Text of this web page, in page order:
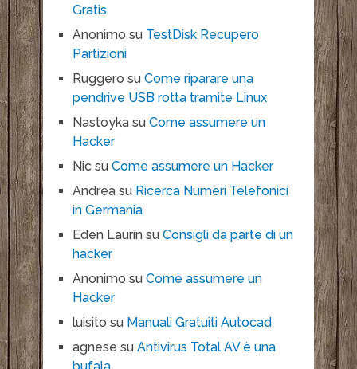
Gratis
Anonimo su TestDisk Recupero
Partizioni
Ruggero su Come riparare una
pendrive USB rotta tramite Linux
Nastoykasu Come assumere un
Hacker
Nicsu Come assumere un Hacker
Andreasu Ricerca Numeri Telefonici
in Germania
Eden Laurinsu Consigli da parte di un
hacker
Anonimo su Come assumere un
Hacker
luisito su Manuali Gratuiti Autocad
agnese su Antivirus Total AV è una